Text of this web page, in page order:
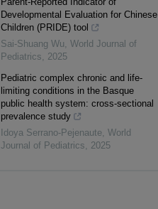
Developmental Evaluation for Chinese
Children (PRIDE) tool
Sai-Shuang Wu, World Journal of
Pediatrics, 2025
Pediatric complex chronic and life-
limiting conditions in the Basque
public health system: cross-sectional
prevalence study
Idoya Serrano-Pejenaute, World
Journal of Pediatrics, 2025